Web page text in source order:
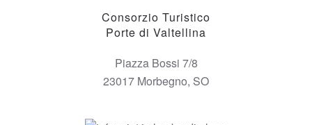
Consorzio Turistico
Porte di Valtellina
Piazza Bossi 7/8
23017 Morbegno, SO